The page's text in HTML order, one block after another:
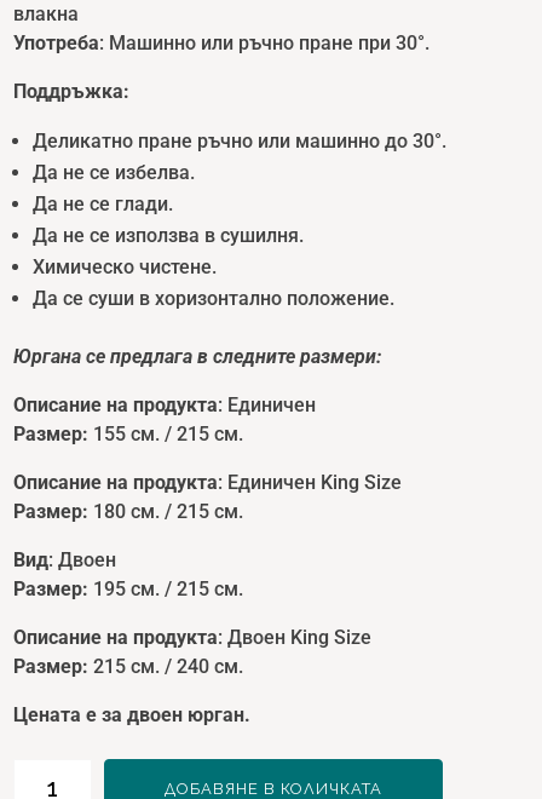
влакна
Употреба: Машинно или ръчно пране при 30°.
Поддръжка:
Деликатно пране ръчно или машинно до 30°.
Да не се избелва.
Да не се глади.
Да не се използва в сушилня.
Химическо чистене.
Да се суши в хоризонтално положение.
Юргана се предлага в следните размери:
Описание на продукта: Единичен
Размер: 155 см. / 215 см.
Описание на продукта: Единичен King Size
Размер: 180 см. / 215 см.
Вид: Двоен
Размер: 195 см. / 215 см.
Описание на продукта: Двоен King Size
Размер:215 см. / 240 см.
Цената е за двоен юрган.
ДОБАВЯНЕ В КОЛИЧКАТА